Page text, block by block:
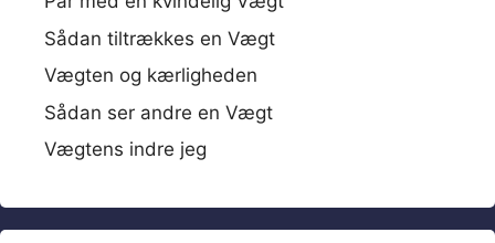
Sådan tiltrækkes en Vægt
Vægten og kærligheden
Sådan ser andre en Vægt
Vægtens indre jeg